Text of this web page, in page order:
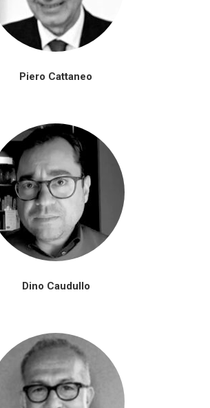
Piero Cattaneo
Dino Caudullo